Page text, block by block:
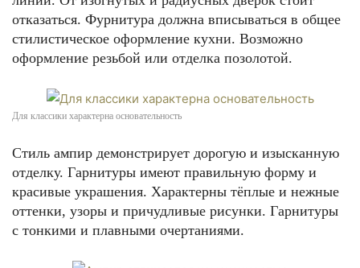
отказаться. Фурнитура должна вписываться в общее
стилистическое оформление кухни. Возможно
оформление резьбой или отделка позолотой.
Для классики характерна основательность
Стиль ампир демонстрирует дорогую и изысканную
отделку. Гарнитуры имеют правильную форму и
красивые украшения. Характерны тёплые и нежные
оттенки, узоры и причудливые рисунки. Гарнитуры
с тонкими и плавными очертаниями.